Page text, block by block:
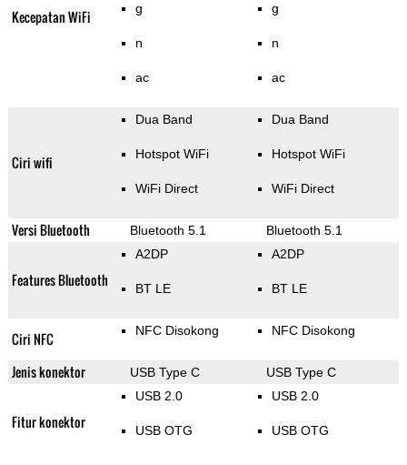
Kecepatan WiFi g
n
ac
g
n
ac
Ciri wifi
Dua Band
Hotspot WiFi
WiFi Direct
Dua Band
Hotspot WiFi
WiFi Direct
Versi Bluetooth Bluetooth 5.1 Bluetooth 5.1
Features Bluetooth
A2DP
BT LE
A2DP
BT LE
Ciri NFC NFC Disokong NFC Disokong
Jenis konektor USB Type C USB Type C
Fitur konektor
USB 2.0
USB OTG
USB 2.0
USB OTG